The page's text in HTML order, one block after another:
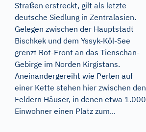
Straßen erstreckt, gilt als letzte
deutsche Siedlung in Zentralasien.
Gelegen zwischen der Hauptstadt
Bischkek und dem Yssyk-Köl-See
grenzt Rot-Front an das Tienschan-
Gebirge im Norden Kirgistans.
Aneinandergereiht wie Perlen auf
einer Kette stehen hier zwischen den
Feldern Häuser, in denen etwa 1.000
Einwohner einen Platz zum...